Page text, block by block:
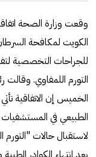
وقعت وزارة الصحة
الكويت لمكافحة
للجراحات التخصصية
التورم اللمفاوي. وقالت
الخميس إن الاتفاقية
الطبيعي في
لاستقبال حالات "التورم